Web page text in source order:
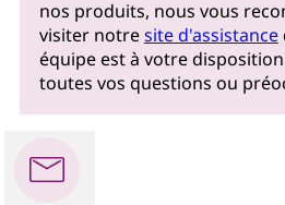
nos produits, nous vous
visiter notresite d'assistance
équipe est à votre
toutes vos questions ou